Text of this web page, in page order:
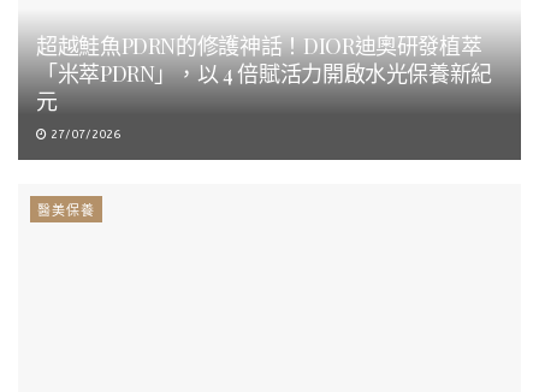
超越鮭魚PDRN的修護神話！DIOR迪奧研發植萃
「米萃PDRN」，以 4 倍賦活力開啟水光保養新紀
元
27/07/2026
醫美保養